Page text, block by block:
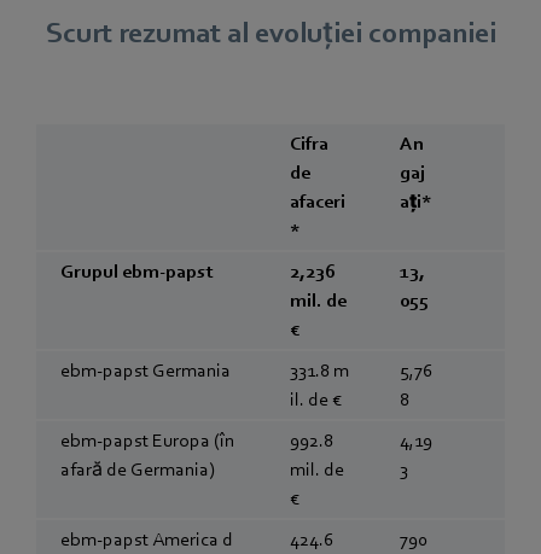
Scurt rezumat al evoluției companiei
Cifra
de
afaceri
*
An
gaj
ați*
Grupul ebm‑papst
2,236
mil. de
€
13,
055
ebm‑papst Germania
331.8 m
il. de €
5,76
8
ebm‑papst Europa (în
afară de Germania)
992.8
mil. de
€
4,19
3
ebm‑papst America d
424.6
790